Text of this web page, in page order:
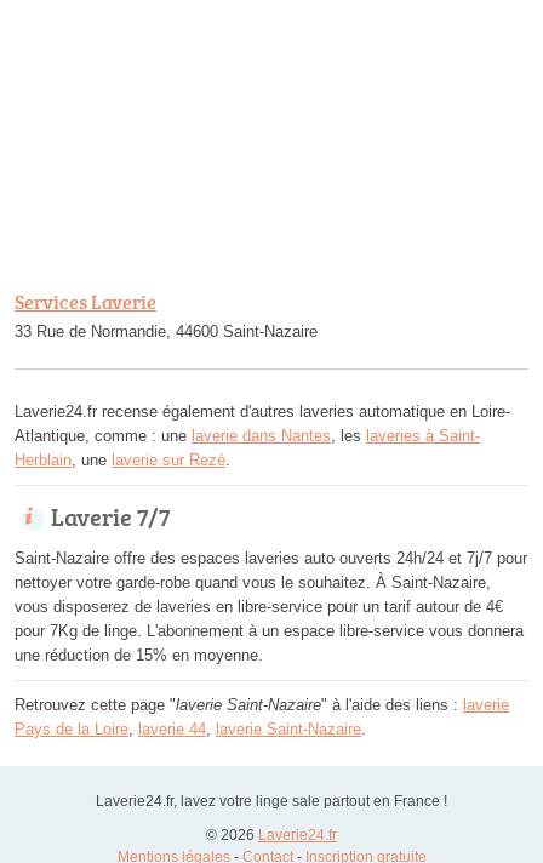
Services Laverie
33 Rue de Normandie, 44600 Saint-Nazaire
Laverie24.fr recense également d'autres laveries automatique en Loire-
Atlantique, comme : une laverie dans Nantes , les laveries à Saint-
Herblain , une laverie sur Rezé
Laverie 7/7
Saint-Nazaire offre des espaces laveries auto ouverts 24h/24 et 7j/7 pour
nettoyer votre garde-robe quand vous le souhaitez. À Saint-Nazaire,
vous disposerez de laveries en libre-service pour un tarif autour de 4€
pour 7Kg de linge. L'abonnement à un espace libre-service vous donnera
une réduction de 15% en moyenne.
Retrouvez cette page "laverie Saint-Nazaire" à l'aide des liens : laverie
Pays de la Loire laverie 44 laverie Saint-Nazaire
Laverie24.fr, lavez votre linge sale partout en France !
© 2026 Laverie24.fr
Mentions légales- Contact- Inscription gratuite